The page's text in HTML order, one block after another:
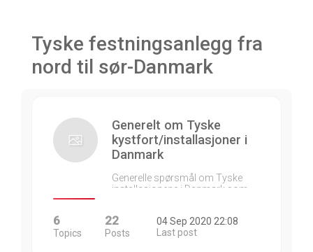
Tyske festningsanlegg fra
nord til sør-Danmark
Generelt om Tyske
kystfort/installasjoner i
Danmark
Generelle spørsmål om Tyske
installasjonene i Danmark som…
6
Topics
22
Posts
04 Sep 2020 22:08
Last post